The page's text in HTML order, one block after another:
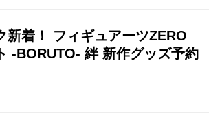
新着！ フィギュアーツZERO
-BORUTO- 絆 新作グッズ予約